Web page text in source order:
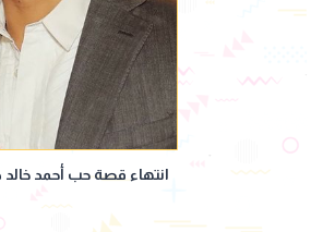
انتهاء قصة حب أحمد خالد صالح